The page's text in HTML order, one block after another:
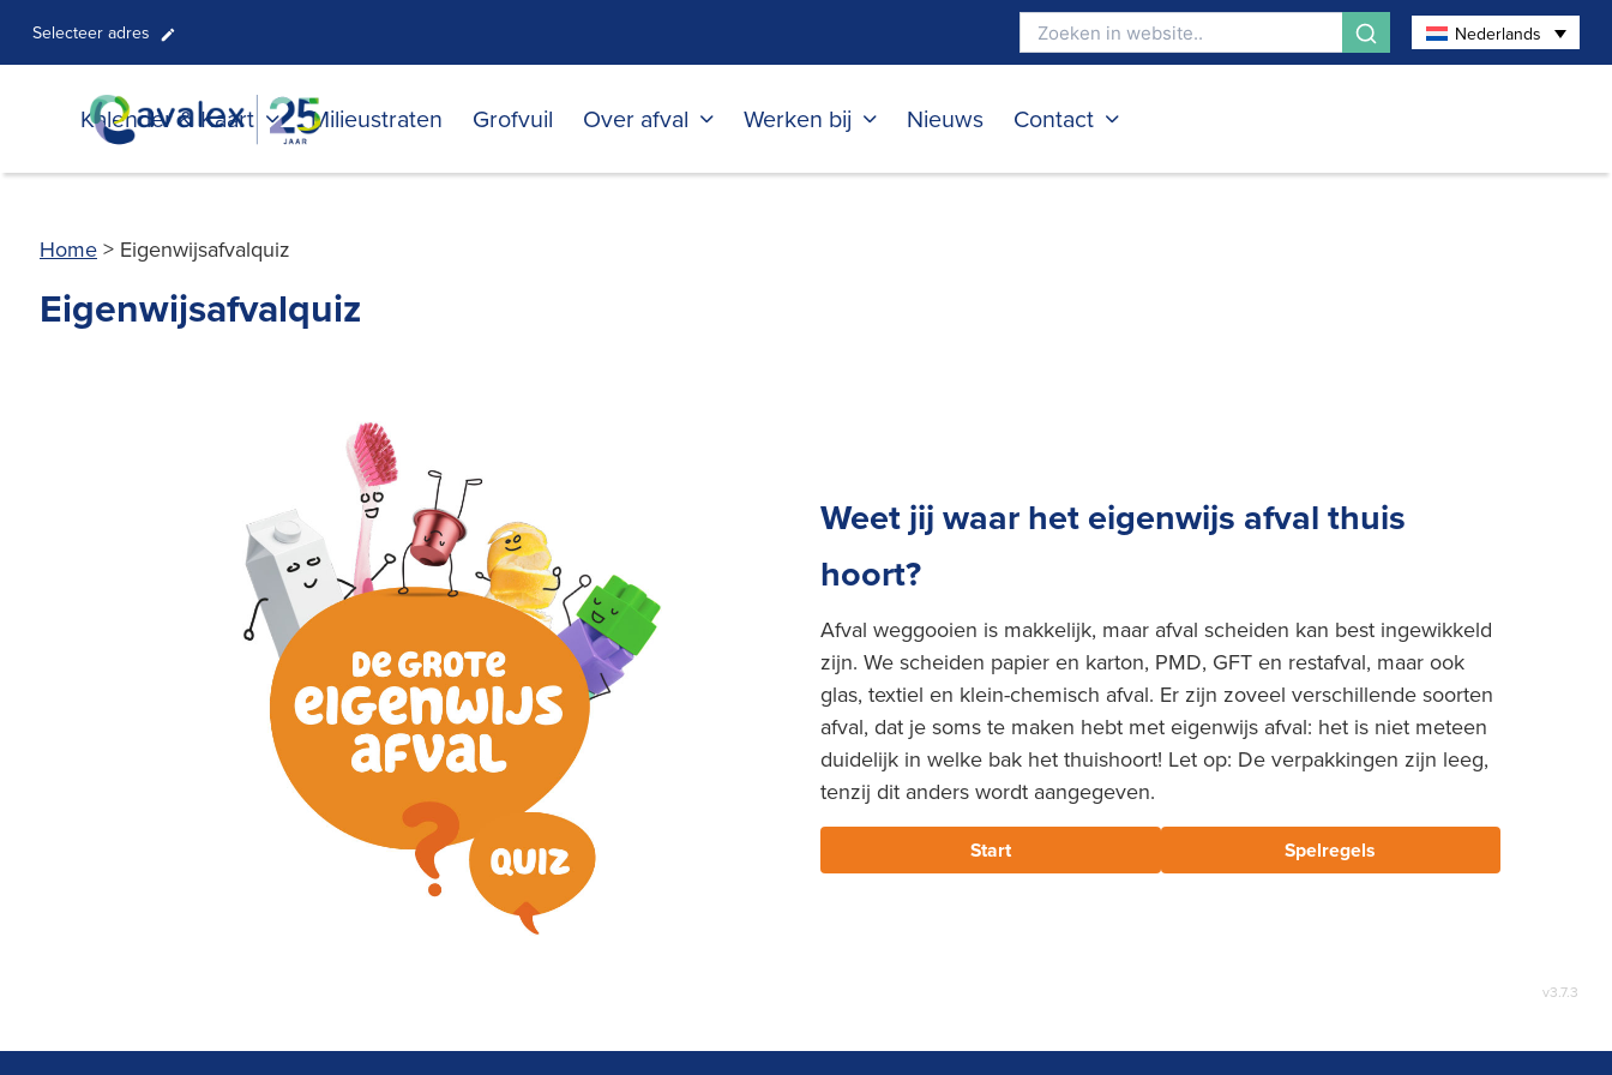
Selecteer adres Nederlands
Kalender & Kaart Milieustraten Grofvuil Over afval Werken bij Nieuws Contact
Home > Eigenwijsafvalquiz
Eigenwijsafvalquiz
v3.7.3
Weet jij waar het eigenwijs afval thuis
hoort?
Afval weggooien is makkelijk, maar afval scheiden kan best ingewikkeld
zijn. We scheiden papier en karton, PMD, GFT en restafval, maar ook
glas, textiel en klein-chemisch afval. Er zijn zoveel verschillende soorten
afval, dat je soms te maken hebt met eigenwijs afval: het is niet meteen
duidelijk in welke bak het thuishoort! Let op: De verpakkingen zijn leeg,
tenzij dit anders wordt aangegeven.
Start Spelregels